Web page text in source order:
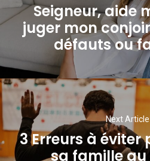
l’articleSeigneur, aide
juger mon
défauts ou
Next Article
3 Erreurs à
sa famille au